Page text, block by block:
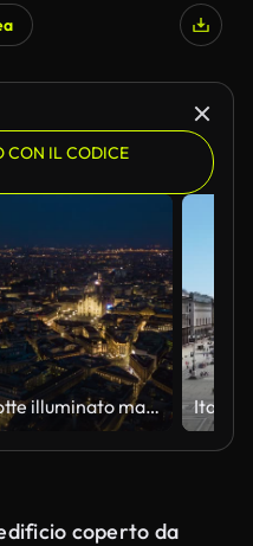
CON IL CODICE
notte illuminato malan centro aereo panorama 4k tempo decade italia
coperto da